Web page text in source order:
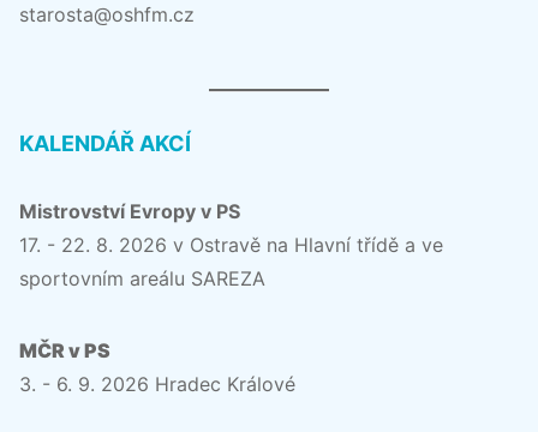
starosta@oshfm.cz
KALENDÁŘ AKCÍ
Mistrovství Evropy v PS
17. - 22. 8. 2026 v Ostravě na Hlavní třídě a ve
sportovním areálu SAREZA
MČR v PS
3. - 6. 9. 2026 Hradec Králové